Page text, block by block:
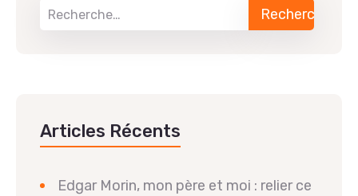
Articles Récents
Edgar Morin, mon père et moi : relier ce